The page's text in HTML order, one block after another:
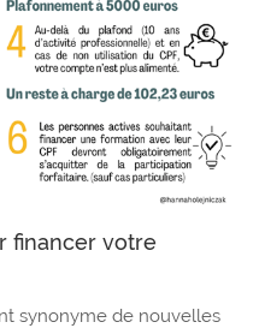
financer votre
synonyme de nouvelles